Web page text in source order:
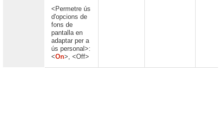
<Permetre ús
d'opcions de
fons de
pantalla en
adaptar per a
ús personal>:
<On>, <Off>